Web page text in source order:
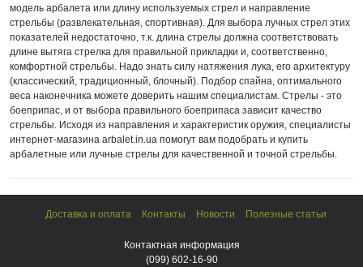
модель арбалета или длину используемых стрел и направление
стрельбы (развлекательная, спортивная). Для выбора лучных стрел этих
показателей недостаточно, т.к. длина стрелы должна соответствовать
длине вытяга стрелка для правильной прикладки и, соответственно,
комфортной стрельбы. Надо знать силу натяжения лука, его архитектуру
(классический, традиционный, блочный). Подбор спайна, оптимального
веса наконечника можете доверить нашим специалистам. Стрелы - это
боеприпас, и от выбора правильного боеприпаса зависит качество
стрельбы. Исходя из направления и характеристик оружия, специалисты
интернет-магазина arbalet.in.ua помогут вам подобрать и купить
арбалетные или лучные стрелы для качественной и точной стрельбы.
Доставка и оплата Контакты Новости Полезные статьи
Контактная информация
(099) 602-16-90